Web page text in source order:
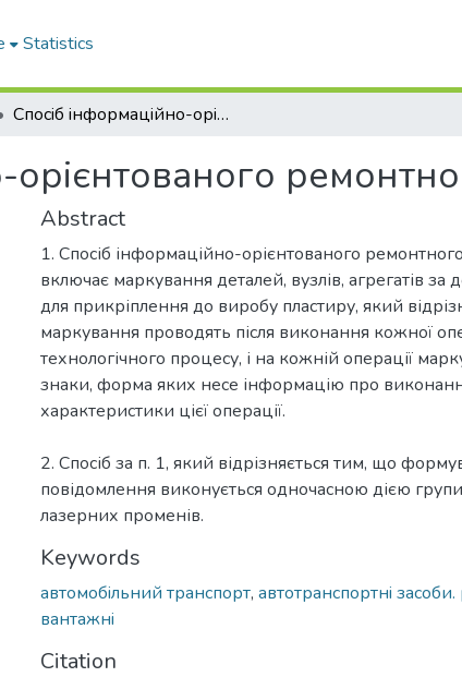
Statistics
Спосiб iнформацiйно-орiєнтованого ремонтного виробництва
Abstract
1. Спосіб інформаційно-орієнтованого
включає маркування деталей, вузлів, агрегатів за
для прикріплення до виробу пластиру, який
маркування проводять після виконання кожної
технологічного процесу, і на кожній операції
знаки, форма яких несе інформацію про
характеристики цієї операції.
2. Спосіб за п. 1, який відрізняється тим, що
повідомлення виконується одночасною дією
лазерних променів.
Keywords
автомобiльний транспорт, автотранспортнi
вантажнi
Citation